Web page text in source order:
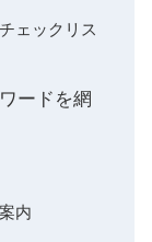
ェックリス
ードを網
内